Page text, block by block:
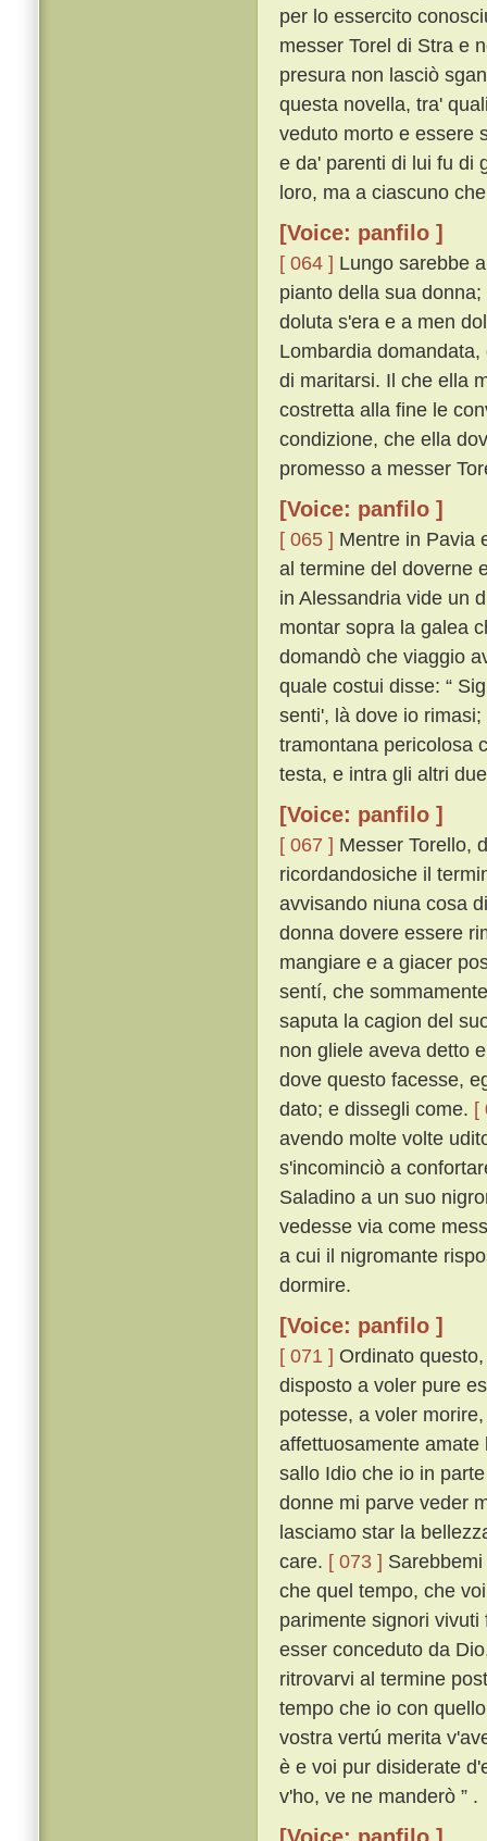
per lo essercito
messer Torel di Stra e
presura non lasciò
questa novella, tra'
veduto morto e essere
e da' parenti di lui fu di
loro, ma a ciascuno
[Voice: panfilo ]
[ 064 ] Lungo sarebbe
pianto della sua
doluta s'era e a men
Lombardia
di maritarsi. Il che ella
costretta alla fine le
condizione, che ella
promesso a messer
[Voice: panfilo ]
[ 065 ] Mentre in Pavia
al termine del doverne
in Alessandria vide un
montar sopra la galea
domandò che viaggio
quale costui disse: “
senti', là dove io
tramontana pericolosa
testa, e intra gli altri
[Voice: panfilo ]
[ 067 ] Messer Torello,
ricordandosiche il
avvisando niuna cosa
donna dovere essere
mangiare e a giacer
sentí, che
saputa la cagion del
non gliele aveva detto
dove questo facesse,
dato; e dissegli come. [
avendo molte volte
s'incominciò a
Saladino a un suo
vedesse via come
a cui il nigromante
dormire.
[Voice: panfilo ]
[ 071 ] Ordinato
disposto a voler pure
potesse, a voler
affettuosamente
sallo Idio che io in
donne mi parve veder
lasciamo star la
care. [ 073 ]
che quel tempo, che
parimente signori
esser conceduto da
ritrovarvi al termine
tempo che io con
vostra vertú merita
è e voi pur disiderate
v'ho, ve ne manderò ” .